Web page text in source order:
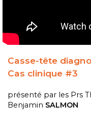
Casse-tête
Cas clinique #3
présenté par les Prs
Benjamin SALMON